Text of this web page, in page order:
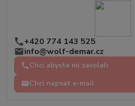
+420 774 143 525
info@wolf-demar.cz
Chci abyste mi zavolali
Chci napsat e-mail